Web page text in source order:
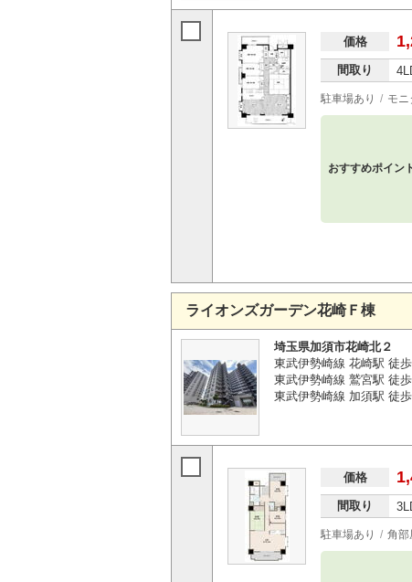
価格
間取り
駐車場あり モニ
おすすめポイン
ライオンズガーデン花崎Ｆ棟
埼玉県加須市花崎北２
東武伊勢崎線 花崎駅 徒
東武伊勢崎線 鷲宮駅 徒
東武伊勢崎線 加須駅 徒
価格
間取り
駐車場あり 角部